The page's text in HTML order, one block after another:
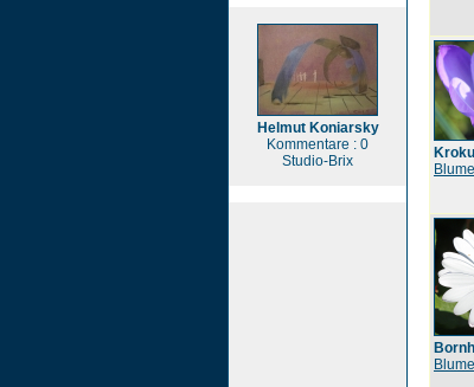
Helmut Koniarsky
Kommentare : 0
Studio-Brix